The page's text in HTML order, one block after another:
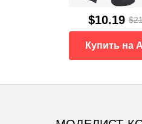
$10.19
Купить на